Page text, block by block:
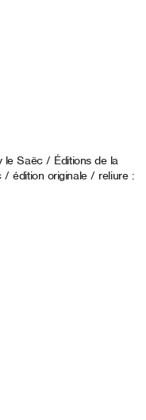
le Saëc / Éditions de la
édition originale / reliure :